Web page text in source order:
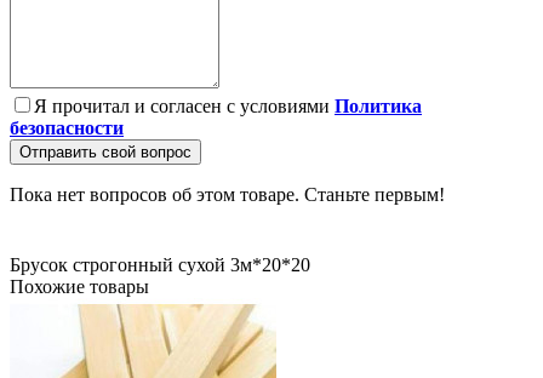
Я прочитал и согласен с условиями Политика
безопасности
Отправить свой вопрос
Пока нет вопросов об этом товаре. Станьте первым!
Брусок строгонный сухой 3м*20*20
Похожие товары